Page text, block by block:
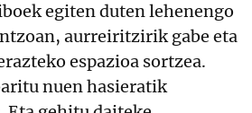
egiten duten lehenengo
aurreiritzirik gabe eta
espazioa sortzea.
nuen hasieratik